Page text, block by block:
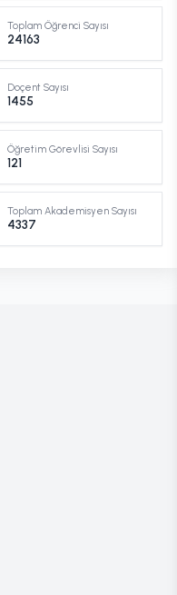
Toplam Öğrenci Sayısı
24163
Doçent Sayısı
1455
Öğretim Görevlisi Sayısı
121
Toplam Akademisyen Sayısı
4337